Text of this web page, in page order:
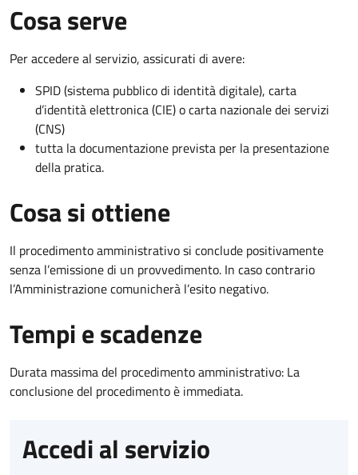
Cosa serve
Per accedere al servizio, assicurati di avere:
SPID (sistema pubblico di identità digitale), carta
d’identità elettronica (CIE) o carta nazionale dei servizi
(CNS)
tutta la documentazione prevista per la presentazione
della pratica.
Cosa si ottiene
Il procedimento amministrativo si conclude positivamente
senza l’emissione di un provvedimento. In caso contrario
l’Amministrazione comunicherà l’esito negativo.
Tempi e scadenze
Durata massima del procedimento amministrativo: La
conclusione del procedimento è immediata.
Accedi al servizio